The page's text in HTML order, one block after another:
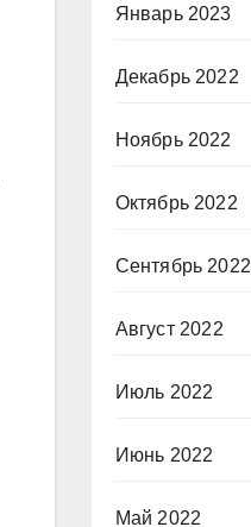
Январь 2023
Декабрь 2022
Ноябрь 2022
Октябрь 2022
Сентябрь 2022
Август 2022
Июль 2022
Июнь 2022
Май 2022